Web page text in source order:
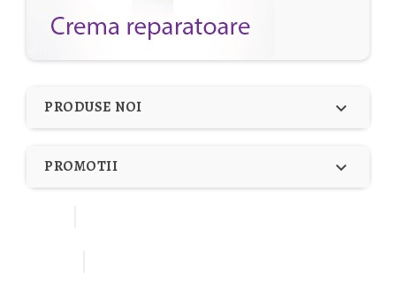
PRODUSE NOI 
PROMOTII 